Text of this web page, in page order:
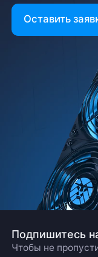
Есть
Заполните
Заказать
Оставить
Подпишитесь
Чтобы не